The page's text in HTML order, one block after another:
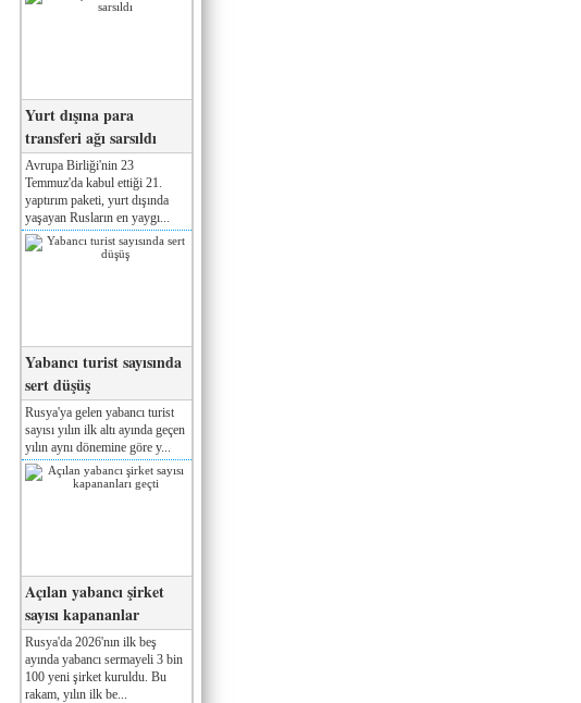
Yurt dışına para
transferi ağı sarsıldı
Avrupa Birliği'nin 23
Temmuz'da kabul ettiği 21.
yaptırım paketi, yurt dışında
yaşayan Rusların en yaygı...
Yabancı turist sayısında
sert düşüş
Rusya'ya gelen yabancı turist
sayısı yılın ilk altı ayında geçen
yılın aynı dönemine göre y...
Açılan yabancı şirket
sayısı kapananlar
Rusya'da 2026'nın ilk beş
ayında yabancı sermayeli 3 bin
100 yeni şirket kuruldu. Bu
rakam, yılın ilk be...